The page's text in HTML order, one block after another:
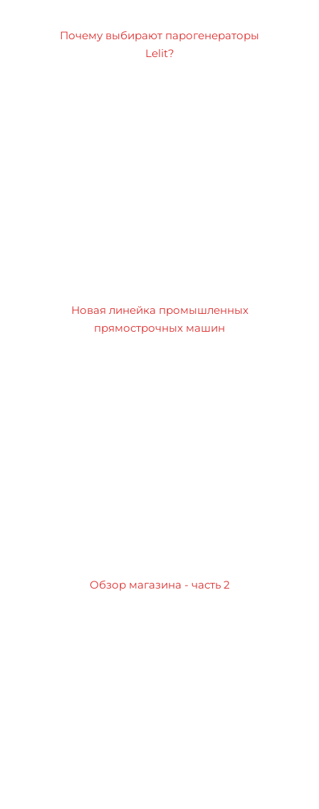
Почему выбирают парогенераторы
Lelit?
Новая линейка промышленных
прямострочных машин
Обзор магазина - часть 2